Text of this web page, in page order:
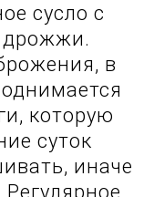
сусло с
дрожжи.
в
которую
суток
иначе